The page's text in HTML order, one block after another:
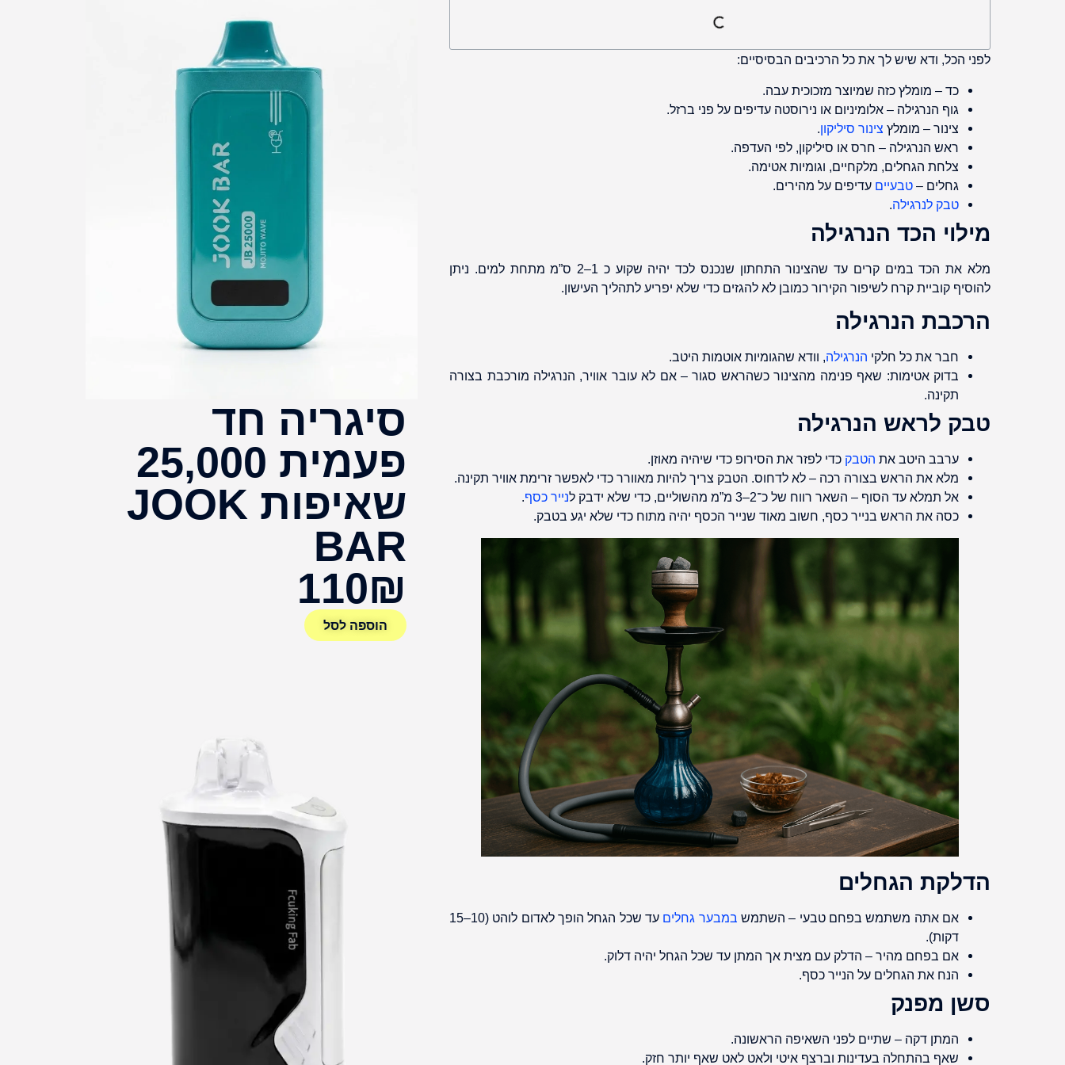
לפני הכל, ודא שיש לך את כל הרכיבים הבסיסיים:
כד – מומלץ כזה שמיוצר מזכוכית עבה.
גוף הנרגילה – אלומיניום או נירוסטה עדיפים על פני ברזל.
צינור – מומלץ צינור סיליקון
ראש הנרגילה – חרס או סיליקון, לפי העדפה.
צלחת הגחלים, מלקחיים, וגומיות אטימה.
גחלים –טבעיים עדיפים על מהירים.
טבק לנרגילה
מילוי הכד הנרגילה
מלא את הכד במים קרים עד שהצינור התחתון שנכנס לכד יהיה שקוע כ 1–2 ס”מ מתחת למים. ניתן
להוסיף קוביית קרח לשיפור הקירור כמובן לא להגזים כדי שלא יפריע לתהליך העישון.
הרכבת הנרגילה
חבר את כל חלקי הנרגילה, וודא שהגומיות אוטמות היטב.
בדוק אטימות: שאף פנימה מהצינור כשהראש סגור – אם לא עובר אוויר, הנרגילה מורכבת בצורה
תקינה.
טבק לראש הנרגילה
ערבב היטב את הטבק כדי לפזר את הסירופ כדי שיהיה מאוזן.
מלא את הראש בצורה רכה – לא לדחוס. הטבק צריך להיות מאוורר כדי לאפשר זרימת אוויר תקינה.
אל תמלא עד הסוף – השאר רווח של כ־2–3 מ”מ מהשוליים, כדי שלא ידבק ל
נייר כסף.
כסה את הראש בנייר כסף, חשוב מאוד שנייר הכסף יהיה מתוח כדי שלא יגע בטבק.
הדלקת הגחלים
אם אתה משתמש בפחם טבעי – השתמש במבער גחלים
עד שכל הגחל הופך לאדום לוהט (10–15
דקות).
אם בפחם מהיר – הדלק עם מצית אך המתן עד שכל הגחל יהיה דלוק.
הנח את הגחלים על הנייר כסף.
סשן מפנק
המתן דקה – שתיים לפני השאיפה הראשונה.
שאף בהתחלה בעדינות וברצף איטי ולאט לאט שאף יותר חזק.
סיגריה חד
פעמית 25,000
שאיפות JOOK
BAR
110₪
הוספה לסל